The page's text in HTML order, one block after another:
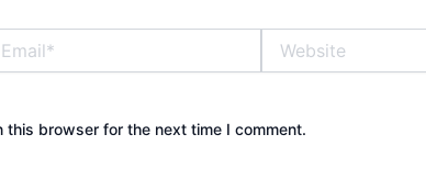
this browser for the next time I comment.